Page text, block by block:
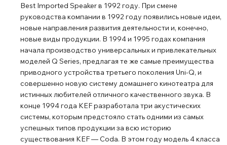
Best Imported Speaker в 1992 году. При смене
руководства компании в 1992 году появились новые идеи,
новые направления развития деятельности и, конечно,
новые виды продукции. В 1994 и 1995 годах компания
начала производство универсальных и привлекательных
моделей Q Series, предлагая те же самые преимущества
приводного устройства третьего поколения Uni-Q, и
совершенно новую систему домашнего кинотеатра для
истинных любителей отличного качественного звука. В
конце 1994 года KEF разработала три акустических
системы, которым предстояло стать одними из самых
успешных типов продукции за всю историю
существования KEF ― Coda. В этом году модель 4 класса